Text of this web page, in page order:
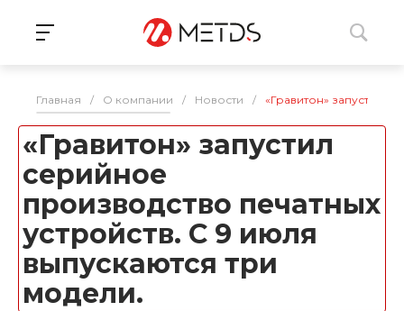
Главная / О компании / Новости / «Гравитон» запустил
«Гравитон» запустил
серийное
производство печатных
устройств. С 9 июля
выпускаются три
модели.